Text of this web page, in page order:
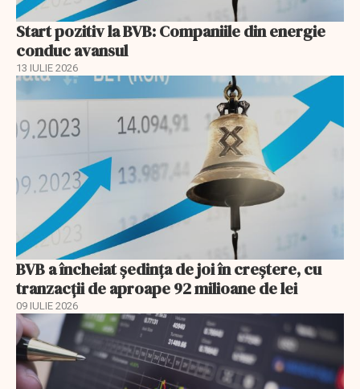
Start pozitiv la BVB: Companiile din energie
conduc avansul
13 IULIE 2026
BVB a încheiat ședința de joi în creștere, cu
tranzacții de aproape 92 milioane de lei
09 IULIE 2026